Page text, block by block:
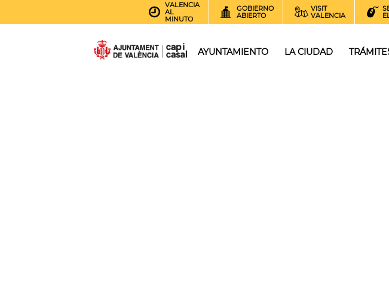
VALENCIA
AL
MINUTO
GOBIERNO
ABIERTO
VISIT
VALENCIA
AYUNTAMIENTO LA CIUDAD